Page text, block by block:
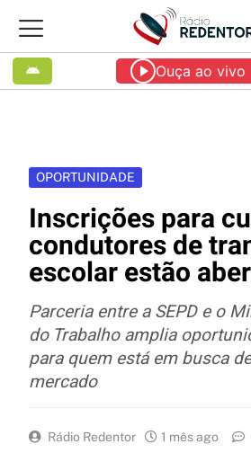
Ouça ao vivo
OPORTUNIDADE
Inscrições para
condutores de
escolar estão
Parceria entre a SEPD e o
do Trabalho amplia
para quem está em busca
mercado
Rádio Redentor 1 mês ago